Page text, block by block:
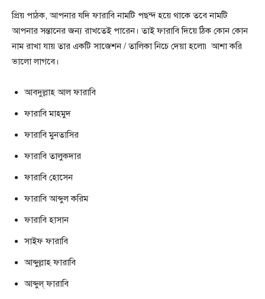
প্রিয় পাঠক, আপনার যদি ফারাবি নামটি পছন্দ হয়ে থাকে তবে নামটি
আপনার সন্তানের জন্য রাখতেই পারেন। তাই ফারাবি দিয়ে ঠিক কোন কোন
নাম রাখা যায় তার একটি সাজেশন / তালিকা নিচে দেয়া হলো৷ আশা করি
ভালো লাগবে।
আবদুল্লাহ আল ফারাবি
ফারাবি মাহমুদ
ফারাবি মুনতাসির
ফারাবি তালুকদার
ফারাবি হােসেন
ফারাবি আব্দুল করিম
ফারাবি হাসান
সাইফ ফারাবি
আব্দুল্লাহ ফারাবি
আব্দুল্ ফারাবি